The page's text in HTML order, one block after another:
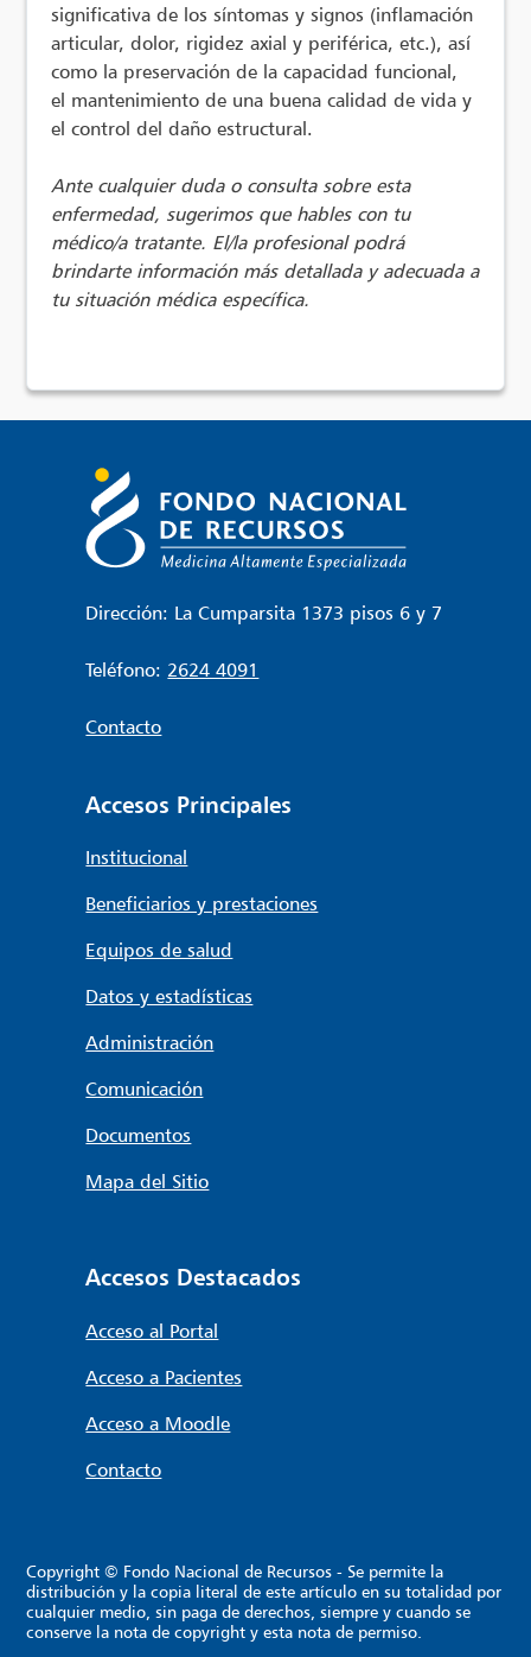
significativa de los síntomas y signos (inflamación
articular, dolor, rigidez axial y periférica, etc.), así
como la preservación de la capacidad funcional,
el mantenimiento de una buena calidad de vida y
el control del daño estructural.
Ante cualquier duda o consulta sobre esta
enfermedad, sugerimos que hables con tu
médico/a tratante. El/la profesional podrá
brindarte información más detallada y adecuada a
tu situación médica específica.
Dirección: La Cumparsita 1373 pisos 6 y 7
Teléfono: 2624 4091
Contacto
Accesos Principales
Institucional
Beneficiarios y prestaciones
Equipos de salud
Datos y estadísticas
Administración
Comunicación
Documentos
Mapa del Sitio
Accesos Destacados
Acceso al Portal
Acceso a Pacientes
Acceso a Moodle
Contacto
Copyright © Fondo Nacional de Recursos - Se permite la
distribución y la copia literal de este artículo en su totalidad por
cualquier medio, sin paga de derechos, siempre y cuando se
conserve la nota de copyright y esta nota de permiso.